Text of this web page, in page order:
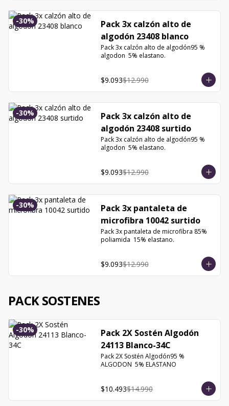
-30%
Pack 3x calzón alto de
algodón 23408 blanco
Pack 3x calzón alto de algodón95 %
algodon  5% elastano.
$9.093$12.990
-30%
Pack 3x calzón alto de
algodón 23408 surtido
Pack 3x calzón alto de algodón95 %
algodon  5% elastano.
$9.093$12.990
-30%
Pack 3x pantaleta de
microfibra 10042 surtido
Pack 3x pantaleta de microfibra 85%
poliamida  15% elastano.
$9.093$12.990
PACK SOSTENES
-30%
Pack 2X Sostén Algodón
24113 Blanco-34C
Pack 2X Sostén Algodón95 %
ALGODON  5% ELASTANO
$10.493$14.990